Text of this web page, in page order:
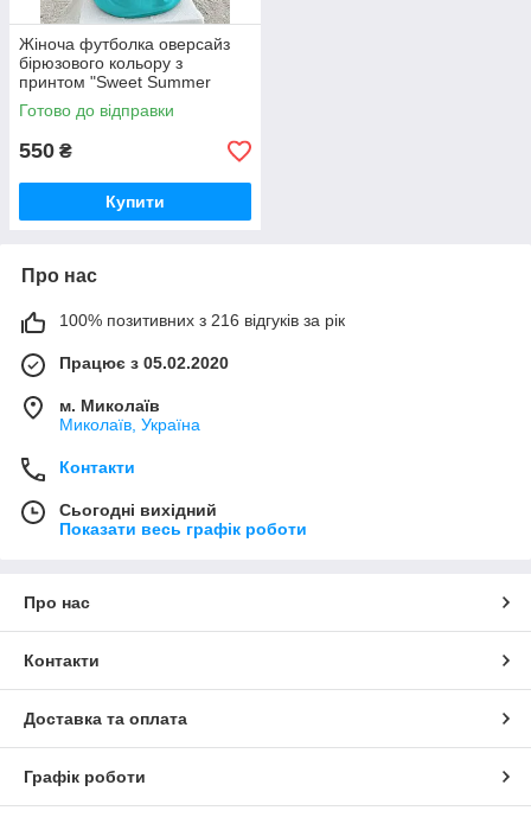
Жіноча футболка оверсайз
бірюзового кольору з
принтом "Sweet Summer
Time"
Готово до відправки
550 ₴
Купити
Про нас
100% позитивних з 216 відгуків за рік
Працює з 05.02.2020
м. Миколаїв
Миколаїв, Україна
Контакти
Сьогодні вихідний
Показати весь графік роботи
Про нас
Контакти
Доставка та оплата
Графік роботи